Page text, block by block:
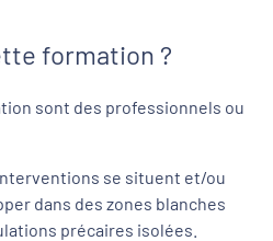
formation ?
sont des professionnels ou
se situent et/ou
dans des zones blanches
précaires isolées.